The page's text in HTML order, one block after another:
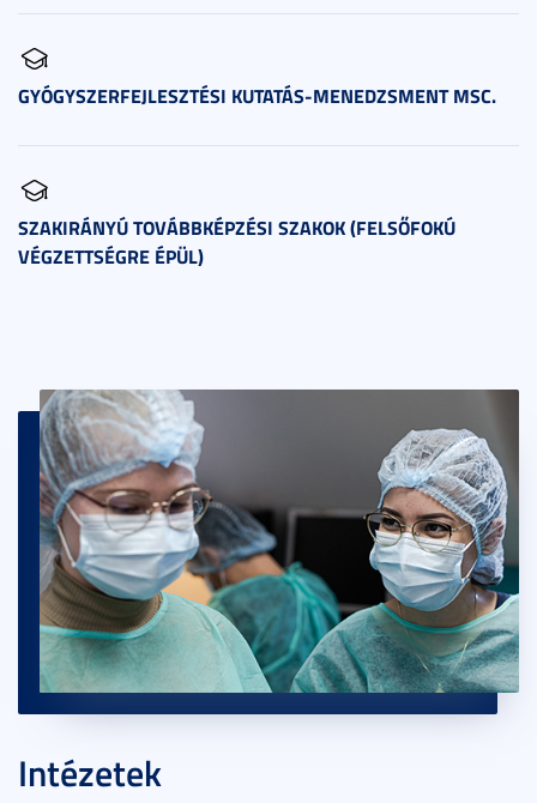
GYÓGYSZERFEJLESZTÉSI KUTATÁS-MENEDZSMENT MSC.
SZAKIRÁNYÚ TOVÁBBKÉPZÉSI SZAKOK (FELSŐFOKÚ
VÉGZETTSÉGRE ÉPÜL)
Intézetek